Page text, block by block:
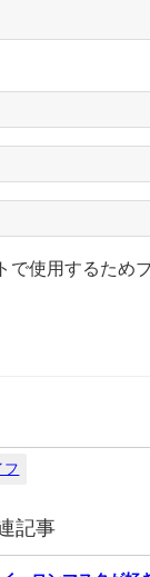
で使用するため
フ
記事